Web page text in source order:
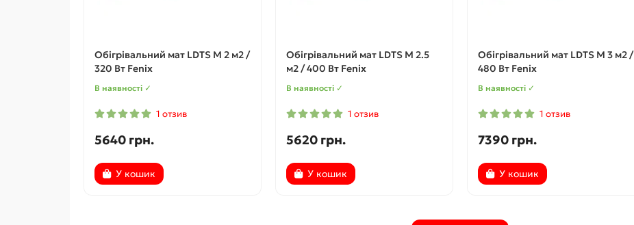
Обігрівальний мат LDTS M 2 м2 /
320 Вт Fenix
В наявності ✓
1 отзив
5640 грн.
У кошик
Обігрівальний мат LDTS M 2.5
м2 / 400 Вт Fenix
В наявності ✓
1 отзив
5620 грн.
У кошик
Обігрівальний мат LDTS M 3 м2 /
480 Вт Fenix
В наявності ✓
1 отзив
7390 грн.
У кошик